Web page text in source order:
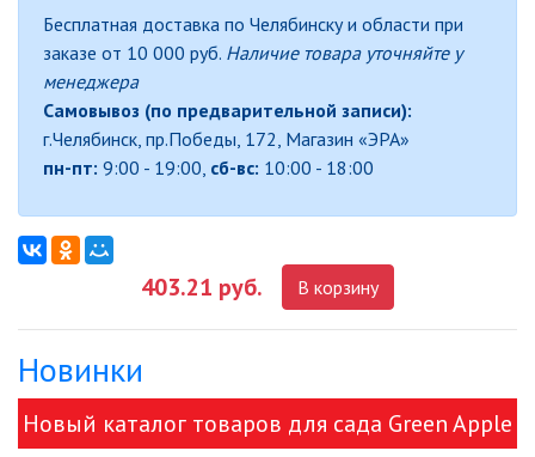
РАСТЕНИЙ (ФИТОСВЕТИЛЬНИКИ)
АКСЕССУАРЫ ДЛЯ
БАКТЕРИЦИДНЫЕ ЛАМПЫ
ДАТЧИКИ ДВИЖЕНИЯ И
ДЕКОРАТИВНАЯ ПОДСВЕТКА
ИЗОЛЯЦИОННАЯ ЛЕНТА
Бесплатная доставка по Челябинску и области при
заказе от 10 000 руб. Наличие товара уточняйте у
менеджера
Самовывоз (по предварительной записи):
г.Челябинск, пр.Победы, 172, Магазин «ЭРА»
пн-пт: 9:00 - 19:00, сб-вс: 10:00 - 18:00
403.21 руб. В корзину
Новинки
Новый каталог товаров для сада Green Apple